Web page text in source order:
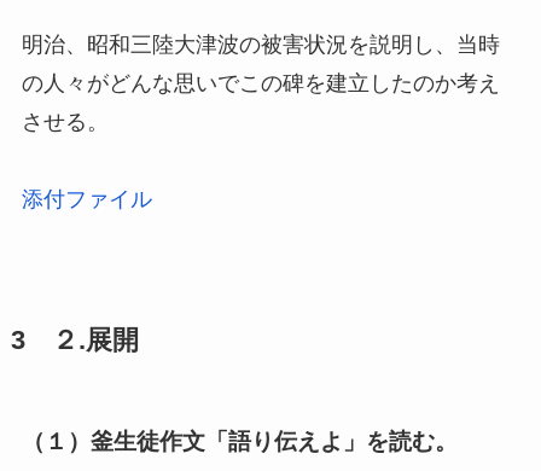
明治、昭和三陸大津波の被害状況を説明し、当時
の人々がどんな思いでこの碑を建立したのか考え
させる。
添付ファイル
3 ２.展開
（１）釜生徒作文「語り伝えよ」を読む。